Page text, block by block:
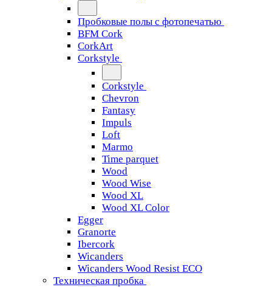
Пробковые полы с фотопечатью
BFM Cork
CorkArt
Corkstyle
Corkstyle
Chevron
Fantasy
Impuls
Loft
Marmo
Time parquet
Wood
Wood Wise
Wood XL
Wood XL Color
Egger
Granorte
Ibercork
Wicanders
Wicanders Wood Resist ECO
Техническая пробка